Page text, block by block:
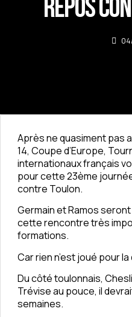
repos
Après ne quasiment pas
14, Coupe d’Europe,
internationaux français
pour cette 23ème
contre Toulon.
Germain et Ramos
cette rencontre très
formations.
Car rien n’est joué pour
Du côté toulonnais,
Trévise au pouce, il
semaines.